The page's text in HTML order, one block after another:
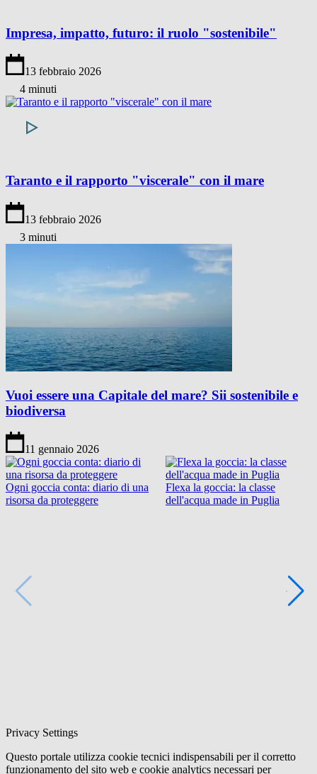
Impresa, impatto, futuro: il ruolo "sostenibile"
13 febbraio 2026
4 minuti
Taranto e il rapporto "viscerale" con il mare
13 febbraio 2026
3 minuti
Vuoi essere una Capitale del mare? Sii sostenibile e
biodiversa
11 gennaio 2026
Ogni goccia conta: diario di una
risorsa da proteggere
Flexa la goccia: la classe
dell'acqua made in Puglia
Privacy Settings
Questo portale utilizza cookie tecnici indispensabili per il corretto
funzionamento del sito web e cookie analytics necessari per